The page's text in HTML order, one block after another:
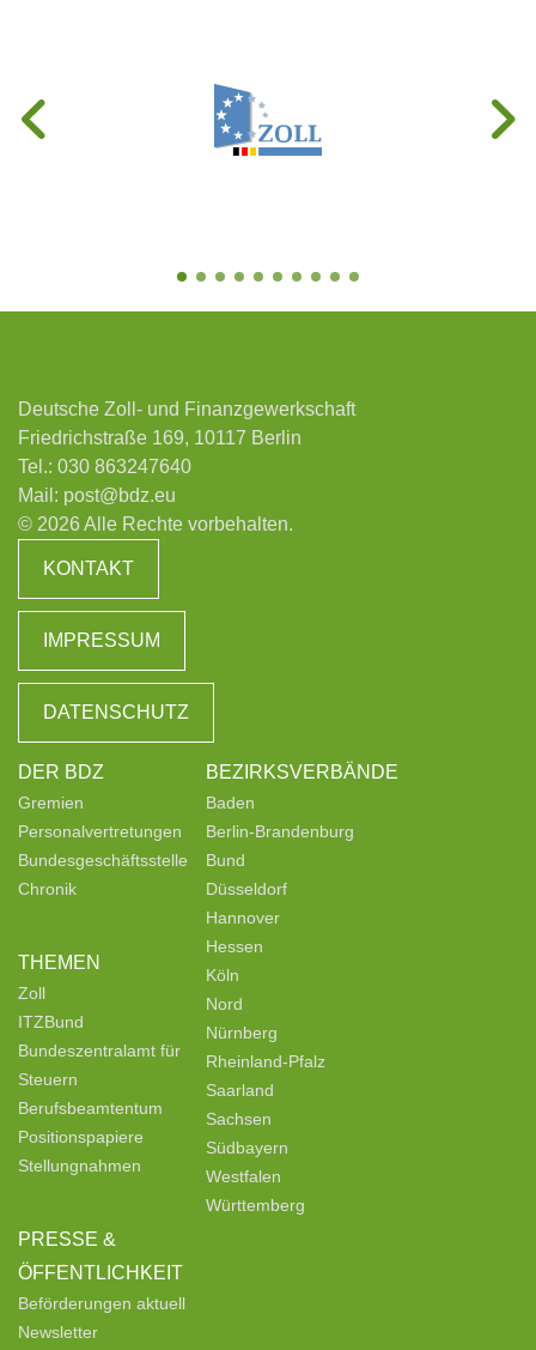
Deutsche Zoll- und Finanzgewerkschaft
Friedrichstraße 169, 10117 Berlin
Tel.: 030 863247640
Mail: post@bdz.eu
© 2026 Alle Rechte vorbehalten.
KONTAKT
IMPRESSUM
DATENSCHUTZ
DER BDZ
Gremien
Personalvertretungen
Bundesgeschäftsstelle
Chronik
THEMEN
Zoll
ITZBund
Bundeszentralamt für
Steuern
Berufsbeamtentum
Positionspapiere
Stellungnahmen
PRESSE &
ÖFFENTLICHKEIT
Beförderungen aktuell
Newsletter
BEZIRKSVERBÄNDE
Baden
Berlin-Brandenburg
Bund
Düsseldorf
Hannover
Hessen
Köln
Nord
Nürnberg
Rheinland-Pfalz
Saarland
Sachsen
Südbayern
Westfalen
Württemberg